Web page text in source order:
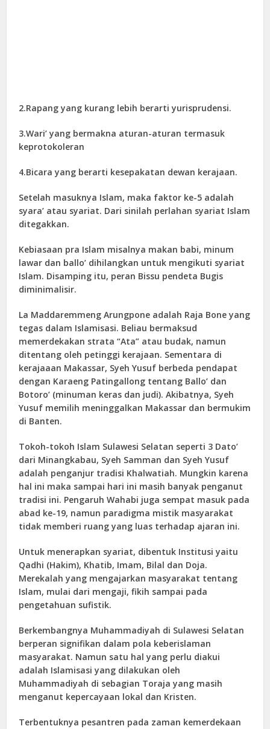
2.Rapang yang kurang lebih berarti yurisprudensi.
3.Wari’ yang bermakna aturan-aturan termasuk
keprotokoleran
4.Bicara yang berarti kesepakatan dewan kerajaan.
Setelah masuknya Islam, maka faktor ke-5 adalah
syara’ atau syariat. Dari sinilah perlahan syariat Islam
ditegakkan.
Kebiasaan pra Islam misalnya makan babi, minum
lawar dan ballo’ dihilangkan untuk mengikuti syariat
Islam. Disamping itu, peran Bissu pendeta Bugis
diminimalisir.
La Maddaremmeng Arungpone adalah Raja Bone yang
tegas dalam Islamisasi. Beliau bermaksud
memerdekakan strata “Ata” atau budak, namun
ditentang oleh petinggi kerajaan. Sementara di
kerajaaan Makassar, Syeh Yusuf berbeda pendapat
dengan Karaeng Patingallong tentang Ballo’ dan
Botoro’ (minuman keras dan judi). Akibatnya, Syeh
Yusuf memilih meninggalkan Makassar dan bermukim
di Banten.
Tokoh-tokoh Islam Sulawesi Selatan seperti 3 Dato’
dari Minangkabau, Syeh Samman dan Syeh Yusuf
adalah penganjur tradisi Khalwatiah. Mungkin karena
hal ini maka sampai hari ini masih banyak penganut
tradisi ini. Pengaruh Wahabi juga sempat masuk pada
abad ke-19, namun paradigma mistik masyarakat
tidak memberi ruang yang luas terhadap ajaran ini.
Untuk menerapkan syariat, dibentuk Institusi yaitu
Qadhi (Hakim), Khatib, Imam, Bilal dan Doja.
Merekalah yang mengajarkan masyarakat tentang
Islam, mulai dari mengaji, fikih sampai pada
pengetahuan sufistik.
Berkembangnya Muhammadiyah di Sulawesi Selatan
berperan signifikan dalam pola keberislaman
masyarakat. Namun satu hal yang perlu diakui
adalah Islamisasi yang dilakukan oleh
Muhammadiyah di sebagian Toraja yang masih
menganut kepercayaan lokal dan Kristen.
Terbentuknya pesantren pada zaman kemerdekaan